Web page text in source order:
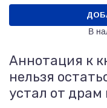
В
Аннотация к
нельзя
устал от драм